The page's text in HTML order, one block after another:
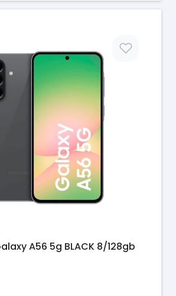
A56 5g BLACK 8/128gb